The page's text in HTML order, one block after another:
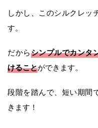
しかし、このシルクレッ
す。
だからシンプルでカンタ
けることができます。
段階を踏んで、短い期間
きます！